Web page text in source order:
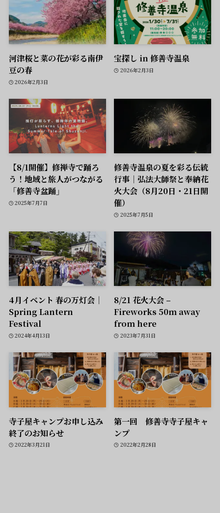
河津桜と菜の花が彩る南伊
豆の春
2026年2月3日
宝探し in 修善寺温泉
2026年2月3日
【8/1開催】修禅寺で踊ろ
う！地域と旅人がつながる
「修善寺盆踊」
2025年7月7日
修善寺温泉の夏を彩る伝統
行事｜弘法大師祭と奉納花
火大会（8月20日・21日開
催）
2025年7月5日
4月イベント 春の万灯会｜
Spring Lantern
Festival
2024年4月13日
8/21 花火大会 –
Fireworks 50m away
from here
2023年7月31日
寺子屋キャンプお申し込み
終了のお知らせ
2022年3月21日
第一回 修善寺寺子屋キャ
ンプ
2022年2月28日